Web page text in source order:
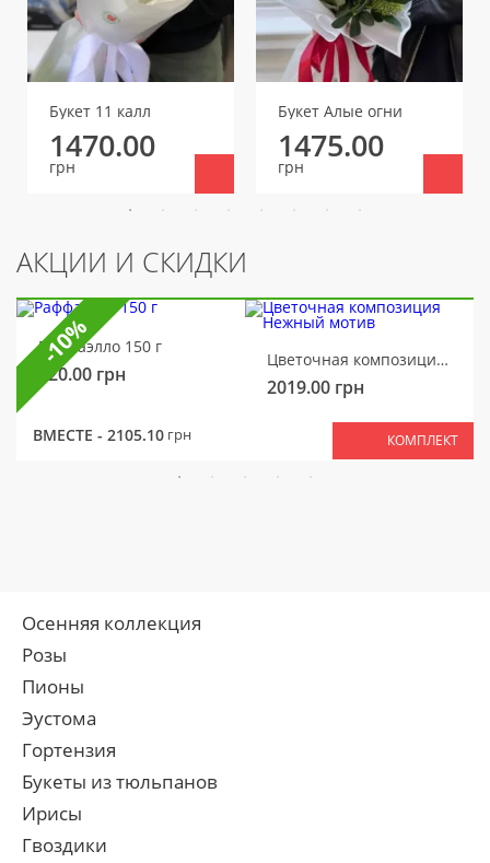
Букет 11 калл
1470.00
грн
Букет Алые огни
1475.00
грн
АКЦИИ И СКИДКИ
Раффаэлло 150 г
320.00 грн
Цветочная композиция Нежный мотив
2019.00 грн
ВМЕСТЕ - 2105.10 грн КОМПЛЕКТ
-10%
Осенняя коллекция
Розы
Пионы
Эустома
Гортензия
Букеты из тюльпанов
Ирисы
Гвоздики